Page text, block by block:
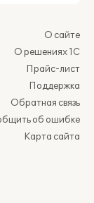
О сайте
О решениях 1С
Прайс-лист
Поддержка
Обратная связь
об ошибке
Карта сайта